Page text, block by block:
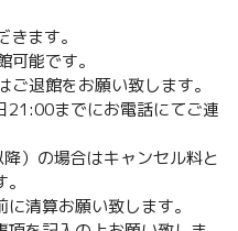
ます。
能です。
退館をお願い致します。
21:00までにお電話にてご連
）の場合はキャンセル料と
清算お願い致します。